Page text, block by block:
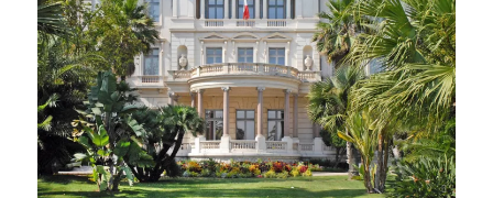
Jean-Pierre Dalbéra / commons.wikimedia.org / CC BY 2.0